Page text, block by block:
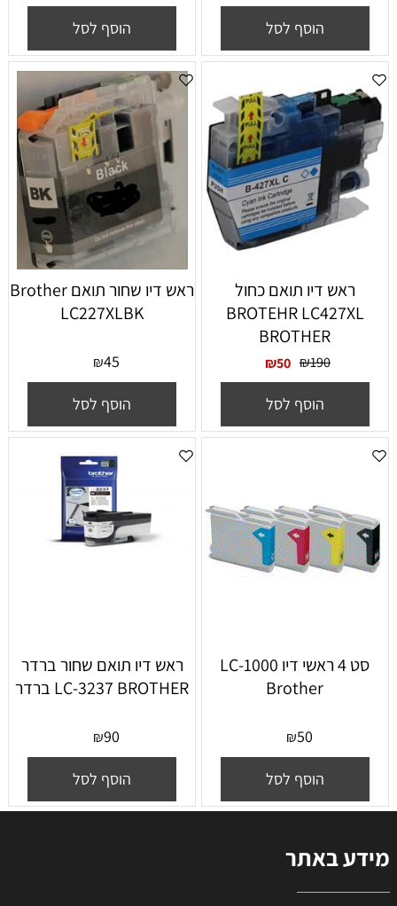
הוסף לסל הוסף לסל
ראש דיו תואם כחול
BROTEHR LC427XL
BROTHER
₪190
₪50
הוסף לסל
‏ראש דיו ‏שחור תואם Brother
LC227XLBK
₪45
הוסף לסל
סט 4 ראשי דיו LC-1000
Brother
₪50
הוסף לסל
ראש דיו תואם שחור ברדר
LC-3237 BROTHER ברדר
₪90
הוסף לסל
מידע באתר